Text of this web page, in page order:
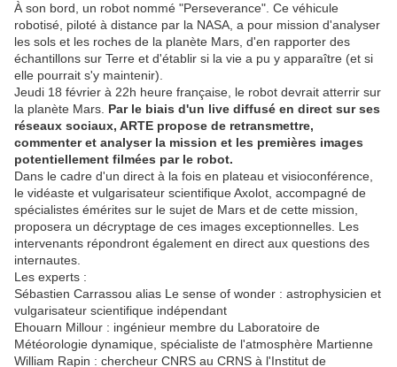
À son bord, un robot nommé "Perseverance". Ce véhicule
robotisé, piloté à distance par la NASA, a pour mission d'analyser
les sols et les roches de la planète Mars, d'en rapporter des
échantillons sur Terre et d'établir si la vie a pu y apparaître (et si
elle pourrait s'y maintenir).
Jeudi 18 février à 22h heure française, le robot devrait atterrir sur
la planète Mars. Par le biais d'un live diffusé en direct sur ses
réseaux sociaux, ARTE propose de retransmettre,
commenter et analyser la mission et les premières images
potentiellement filmées par le robot.
Dans le cadre d'un direct à la fois en plateau et visioconférence,
le vidéaste et vulgarisateur scientifique Axolot, accompagné de
spécialistes émérites sur le sujet de Mars et de cette mission,
proposera un décryptage de ces images exceptionnelles. Les
intervenants répondront également en direct aux questions des
internautes.
Les experts :
Sébastien Carrassou alias Le sense of wonder : astrophysicien et
vulgarisateur scientifique indépendant
Ehouarn Millour : ingénieur membre du Laboratoire de
Météorologie dynamique, spécialiste de l'atmosphère Martienne
William Rapin : chercheur CNRS au CRNS à l'Institut de